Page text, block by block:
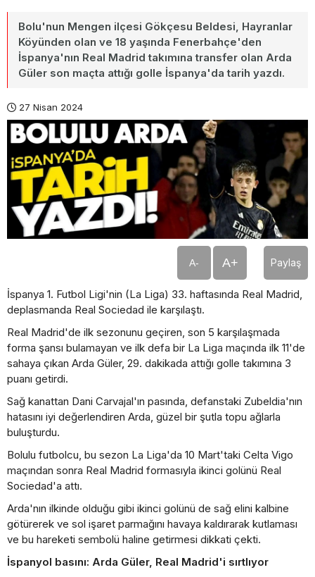
Bolu'nun Mengen ilçesi Gökçesu Beldesi, Hayranlar
Köyünden olan ve 18 yaşında Fenerbahçe'den
İspanya'nın Real Madrid takımına transfer olan Arda
Güler son maçta attığı golle İspanya'da tarih yazdı.
27 Nisan 2024
A- A+ Paylaş
İspanya 1. Futbol Ligi'nin (La Liga) 33. haftasında Real Madrid,
deplasmanda Real Sociedad ile karşılaştı.
Real Madrid'de ilk sezonunu geçiren, son 5 karşılaşmada
forma şansı bulamayan ve ilk defa bir La Liga maçında ilk 11'de
sahaya çıkan Arda Güler, 29. dakikada attığı golle takımına 3
puanı getirdi.
Sağ kanattan Dani Carvajal'ın pasında, defanstaki Zubeldia'nın
hatasını iyi değerlendiren Arda, güzel bir şutla topu ağlarla
buluşturdu.
Bolulu futbolcu, bu sezon La Liga'da 10 Mart'taki Celta Vigo
maçından sonra Real Madrid formasıyla ikinci golünü Real
Sociedad'a attı.
Arda'nın ilkinde olduğu gibi ikinci golünü de sağ elini kalbine
götürerek ve sol işaret parmağını havaya kaldırarak kutlaması
ve bu hareketi sembolü haline getirmesi dikkati çekti.
İspanyol basını: Arda Güler, Real Madrid'i sırtlıyor